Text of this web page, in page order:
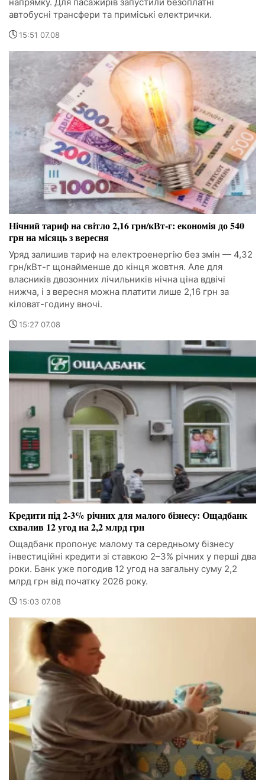
напрямку. Для пасажирів запустили безоплатні
автобусні трансфери та приміські електрички.
15:51 07.08
Нічний тариф на світло 2,16 грн/кВт-г: економія до 540
грн на місяць з вересня
Уряд залишив тариф на електроенергію без змін — 4,32
грн/кВт-г щонайменше до кінця жовтня. Але для
власників двозонних лічильників нічна ціна вдвічі
нижча, і з вересня можна платити лише 2,16 грн за
кіловат-годину вночі.
15:27 07.08
Кредити під 2-3% річних для малого бізнесу: Ощадбанк
схвалив 12 угод на 2,2 млрд грн
Ощадбанк пропонує малому та середньому бізнесу
інвестиційні кредити зі ставкою 2–3% річних у перші два
роки. Банк уже погодив 12 угод на загальну суму 2,2
млрд грн від початку 2026 року.
15:03 07.08